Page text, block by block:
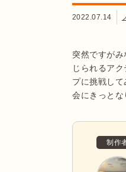
2022.07.14
突然ですが
じられるア
プに挑戦し
会にきっとな
制作